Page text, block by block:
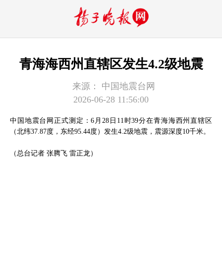
青海海西州直辖区发生4.2级地震
来源：
中国地震台网
2026-06-28 11:56:00
中国地震台网正式测定：6月28日11时39分在青海海西州直辖区
（北纬37.87度，东经95.44度）发生4.2级地震，震源深度10千米。
（总台记者 张腾飞 雷正龙）